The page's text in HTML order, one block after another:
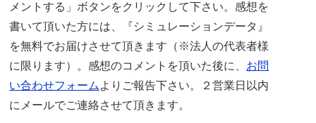
メントする」ボタンをクリックして下さい。感想を
書いて頂いた方には、『シミュレーションデータ』
を無料でお届けさせて頂きます（※法人の代表者様
に限ります）。感想のコメントを頂いた後に、 お問
い合わせフォーム よりご報告下さい。２営業日以内
にメールでご連絡させて頂きます。